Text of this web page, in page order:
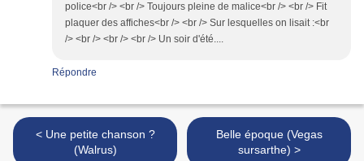
police<br /> <br /> Toujours pleine de malice<br /> <br /> Fit
plaquer des affiches<br /> <br /> Sur lesquelles on lisait :<br
/> <br /> <br /> <br /> Un soir d'été....
Répondre
< Une petite chanson ?
(Walrus)
Belle époque (Vegas
sursarthe) >